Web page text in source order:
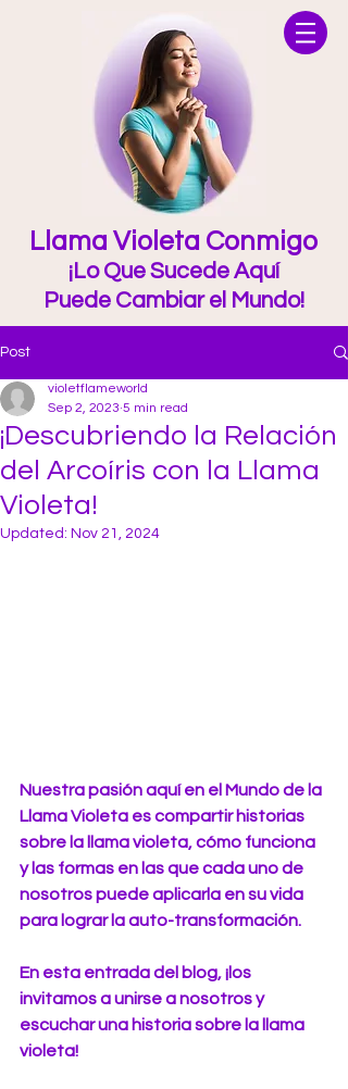
Llama Violeta Conmigo
¡Lo Que Sucede Aquí
Puede Cambiar el Mundo!
Post
¡Descubriendo la Relación
del Arcoíris con la Llama
Violeta!
violetflameworld
Sep 2, 2023 5 min read
Updated: Nov 21, 2024
Nuestra pasión aquí en el Mundo de la
Llama Violeta es compartir historias
sobre la llama violeta, cómo funciona
y las formas en las que cada uno de
nosotros puede aplicarla en su vida
para lograr la auto-transformación.
En esta entrada del blog, ¡los
invitamos a unirse a nosotros y
escuchar una historia sobre la llama
violeta!